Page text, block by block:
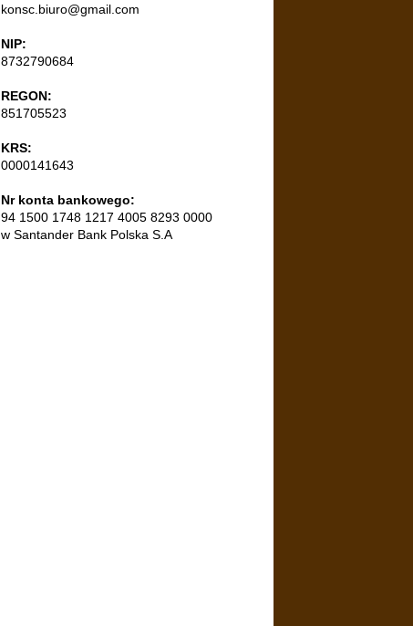
konsc.biuro@gmail.com
NIP:
8732790684
REGON:
851705523
KRS:
0000141643
Nr konta bankowego:
94 1500 1748 1217 4005 8293 0000
w Santander Bank Polska S.A